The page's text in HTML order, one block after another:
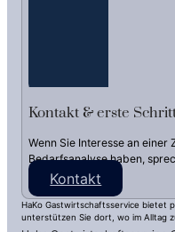
Kontakt & erste
Wenn Sie Interesse an
Bedarfsanalyse haben,
Kontakt
HaKo Gastwirtschaftsservice bietet
unterstützen Sie dort, wo im Alltag